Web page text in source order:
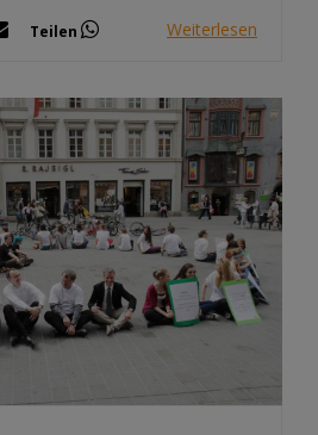
Teilen Weiterlesen